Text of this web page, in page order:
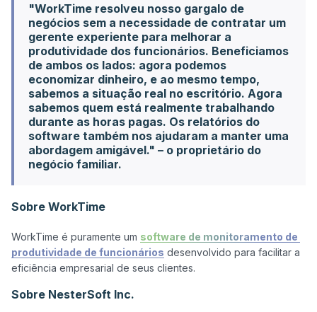
"WorkTime resolveu nosso gargalo de
negócios sem a necessidade de contratar um
gerente experiente para melhorar a
produtividade dos funcionários. Beneficiamos
de ambos os lados: agora podemos
economizar dinheiro, e ao mesmo tempo,
sabemos a situação real no escritório. Agora
sabemos quem está realmente trabalhando
durante as horas pagas. Os relatórios do
software também nos ajudaram a manter uma
abordagem amigável." – o proprietário do
negócio familiar.
Sobre WorkTime
WorkTime é puramente um software de monitoramento de
produtividade de funcionários desenvolvido para facilitar a
Sobre NesterSoft Inc.